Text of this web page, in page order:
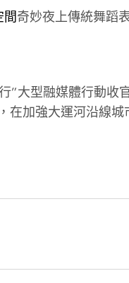
奇妙夜上傳統舞蹈
”大型融媒體行動
在加強大運河沿線城